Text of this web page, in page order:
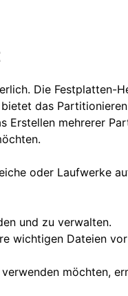
Die Festplatten-
das
Erstellen mehrerer
oder Laufwerke
und zu verwalten.
wichtigen Dateien vor
möchten,